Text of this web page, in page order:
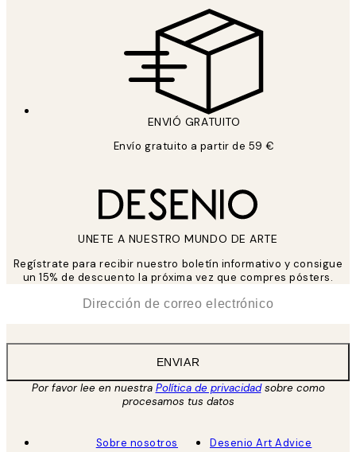
ENVIÓ GRATUITO
Envío gratuito a partir de 59 €
UNETE A NUESTRO MUNDO DE ARTE
Regístrate para recibir nuestro boletín informativo y consigue
un 15% de descuento la próxima vez que compres pósters.
ENVIAR
Por favor lee en nuestra Política de privacidadsobre como
procesamos tus datos
Sobre nosotros
Desenio Art Advice